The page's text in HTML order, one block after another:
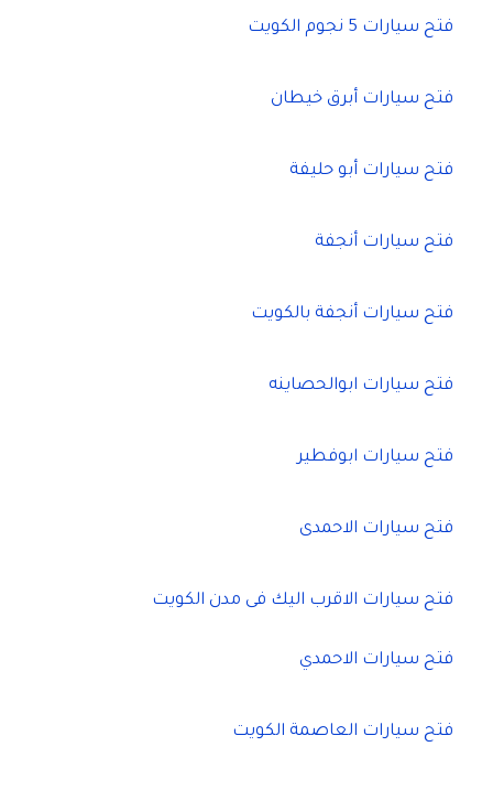
فتح سيارات 5 نجوم الكويت
فتح سيارات أبرق خيطان
فتح سيارات أبو حليفة
فتح سيارات أنجفة
فتح سيارات أنجفة بالكويت
فتح سيارات ابوالحصاينه
فتح سيارات ابوفطير
فتح سيارات الاحمدى
فتح سيارات الاقرب اليك فى مدن الكويت
فتح سيارات الاحمدي
فتح سيارات العاصمة الكويت